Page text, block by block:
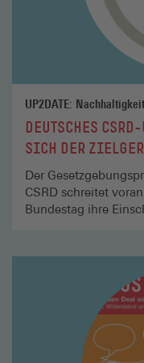
UP2DATE: Nachhaltigkeit
DEUTSCHES
SICH DER
Der
CSRD schreitet
Bundestag ihre